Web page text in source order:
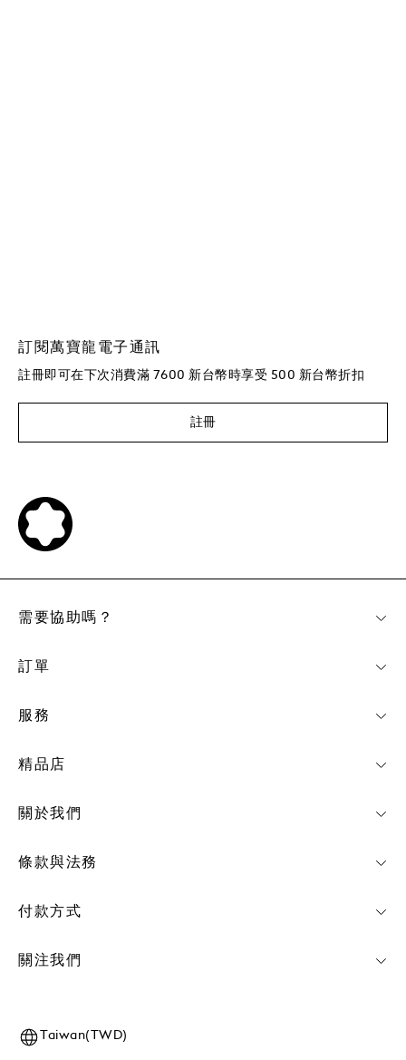
訂閱萬寶龍電子通訊
註冊即可在下次消費滿 7600 新台幣時享受 500 新台幣折扣
註冊
付款方式
關注我們
需要協助嗎？
訂單
服務
精品店
關於我們
條款與法務
Taiwan(TWD)